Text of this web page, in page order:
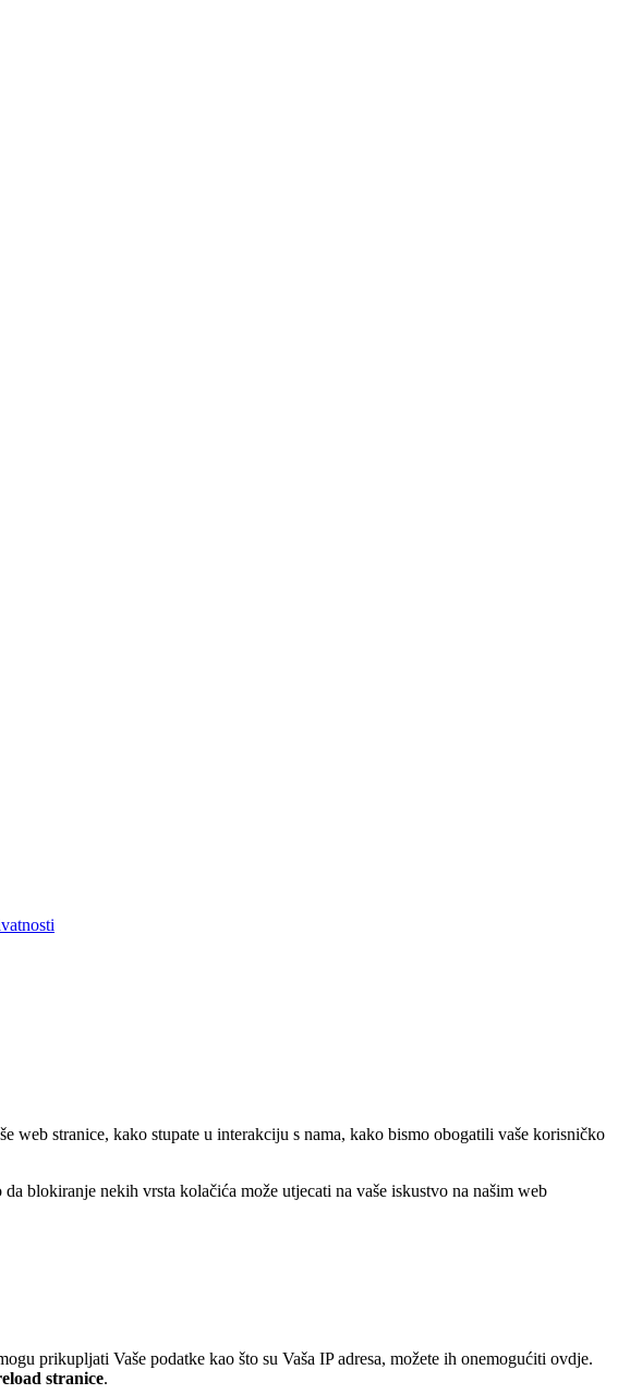
web stranice, kako stupate u interakciju s nama, kako bismo obogatili vaše korisničko
blokiranje nekih vrsta kolačića može utjecati na vaše iskustvo na našim web
prikupljati Vaše podatke kao što su Vaša IP adresa, možete ih onemogućiti ovdje.
stranice.